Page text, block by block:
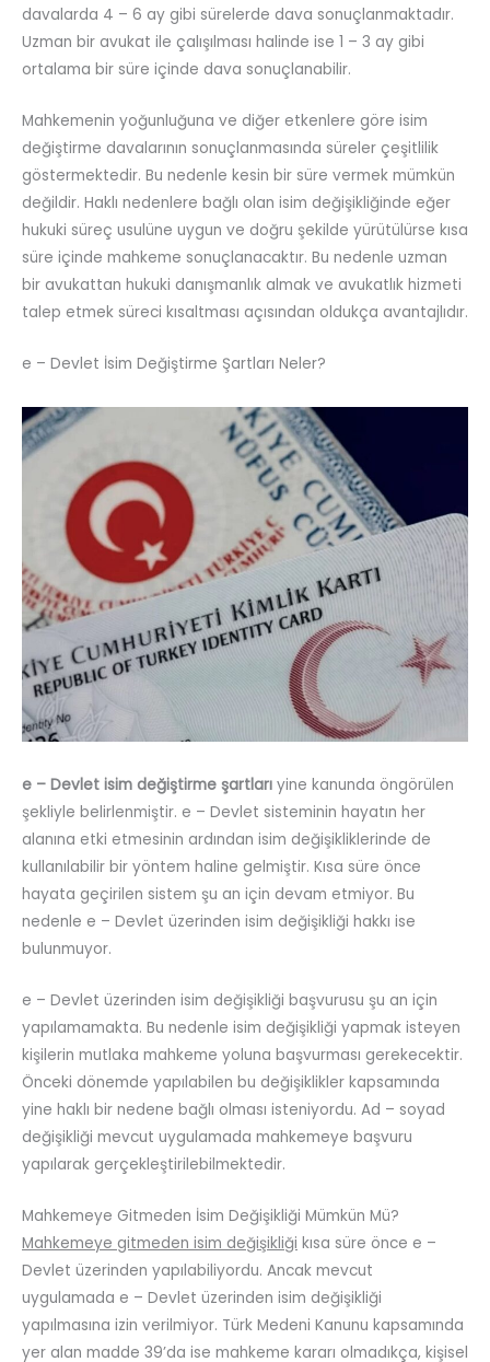
davalarda 4 – 6 ay gibi sürelerde dava sonuçlanmaktadır.
Uzman bir avukat ile çalışılması halinde ise 1 – 3 ay gibi
ortalama bir süre içinde dava sonuçlanabilir.
Mahkemenin yoğunluğuna ve diğer etkenlere göre isim
değiştirme davalarının sonuçlanmasında süreler çeşitlilik
göstermektedir. Bu nedenle kesin bir süre vermek mümkün
değildir. Haklı nedenlere bağlı olan isim değişikliğinde eğer
hukuki süreç usulüne uygun ve doğru şekilde yürütülürse kısa
süre içinde mahkeme sonuçlanacaktır. Bu nedenle uzman
bir avukattan hukuki danışmanlık almak ve avukatlık hizmeti
talep etmek süreci kısaltması açısından oldukça avantajlıdır.
e – Devlet İsim Değiştirme Şartları Neler?
e – Devlet isim değiştirme şartları yine kanunda öngörülen
şekliyle belirlenmiştir. e – Devlet sisteminin hayatın her
alanına etki etmesinin ardından isim değişikliklerinde de
kullanılabilir bir yöntem haline gelmiştir. Kısa süre önce
hayata geçirilen sistem şu an için devam etmiyor. Bu
nedenle e – Devlet üzerinden isim değişikliği hakkı ise
bulunmuyor.
e – Devlet üzerinden isim değişikliği başvurusu şu an için
yapılamamakta. Bu nedenle isim değişikliği yapmak isteyen
kişilerin mutlaka mahkeme yoluna başvurması gerekecektir.
Önceki dönemde yapılabilen bu değişiklikler kapsamında
yine haklı bir nedene bağlı olması isteniyordu. Ad – soyad
değişikliği mevcut uygulamada mahkemeye başvuru
yapılarak gerçekleştirilebilmektedir.
Mahkemeye Gitmeden İsim Değişikliği Mümkün Mü?
Mahkemeye gitmeden isim değişikliği kısa süre önce e –
Devlet üzerinden yapılabiliyordu. Ancak mevcut
uygulamada e – Devlet üzerinden isim değişikliği
yapılmasına izin verilmiyor. Türk Medeni Kanunu kapsamında
yer alan madde 39’da ise mahkeme kararı olmadıkça, kişisel